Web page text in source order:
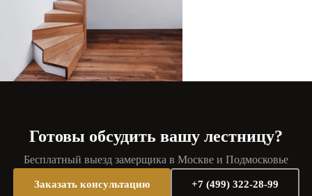
Готовы обсудить вашу лестницу?
Бесплатный выезд замерщика в Москве и Подмосковье
Заказать консультацию +7 (499) 322-28-99